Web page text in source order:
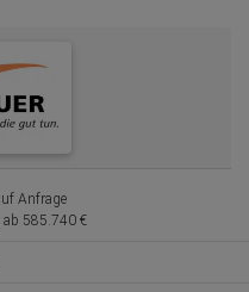
Anfrage
ab 585.740 €